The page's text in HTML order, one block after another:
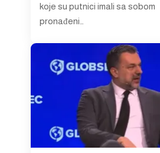
koje su putnici imali sa sobom
pronađeni…